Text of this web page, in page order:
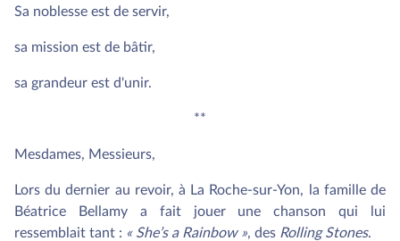
Sa noblesse est de servir,
sa mission est de bâtir,
sa grandeur est d'unir.
**
Mesdames, Messieurs,
Lors du dernier au revoir, à La Roche-sur-Yon, la famille de
Béatrice Bellamy a fait jouer une chanson qui lui
ressemblait tant : « She’s a Rainbow », des Rolling Stones.